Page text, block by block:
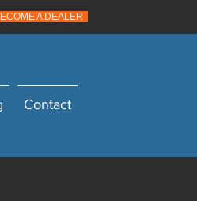
A DEALER
Contact